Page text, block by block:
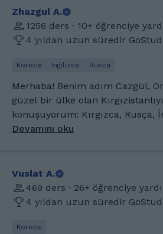
Zhazgul A.
1256 ders · 10+ öğrenciye
4 yıldan uzun süredir
Korece Ingilizce Rusca
Merhaba! Benim adım Cazgül,
güzel bir ülke olan
konuşuyorum: Kırgızca, Rusça,
Korece. Boş zamanlarımda kitap okumayı, tenis
zorluklarını çok iyi anlıyorum.
aldım ve farklı geçmişlere sahip
dil öğretme konusunda sağlam
from Kyrgyzstan, a beautiful
Devamını oku
Vuslat A.
469 ders · 26+ öğrenciye
4 yıldan uzun süredir
Korece